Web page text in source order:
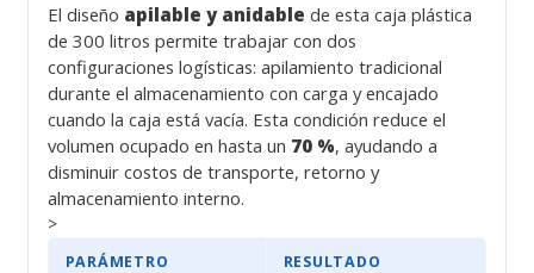
El diseño apilable y anidable de esta caja plástica
de 300 litros permite trabajar con dos
configuraciones logísticas: apilamiento tradicional
durante el almacenamiento con carga y encajado
cuando la caja está vacía. Esta condición reduce el
volumen ocupado en hasta un 70 %, ayudando a
disminuir costos de transporte, retorno y
almacenamiento interno.
>
PARÁMETRO RESULTADO